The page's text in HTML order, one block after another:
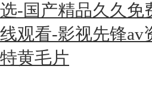
选-国产精品久久免
线观看-影视先锋av
特黄毛片